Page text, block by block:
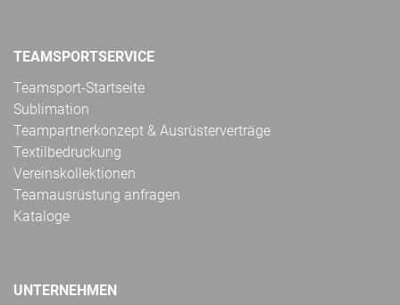
TEAMSPORTSERVICE
Teamsport-Startseite
Sublimation
Teampartnerkonzept & Ausrüsterverträge
Textilbedruckung
Vereinskollektionen
Teamausrüstung anfragen
Kataloge
UNTERNEHMEN